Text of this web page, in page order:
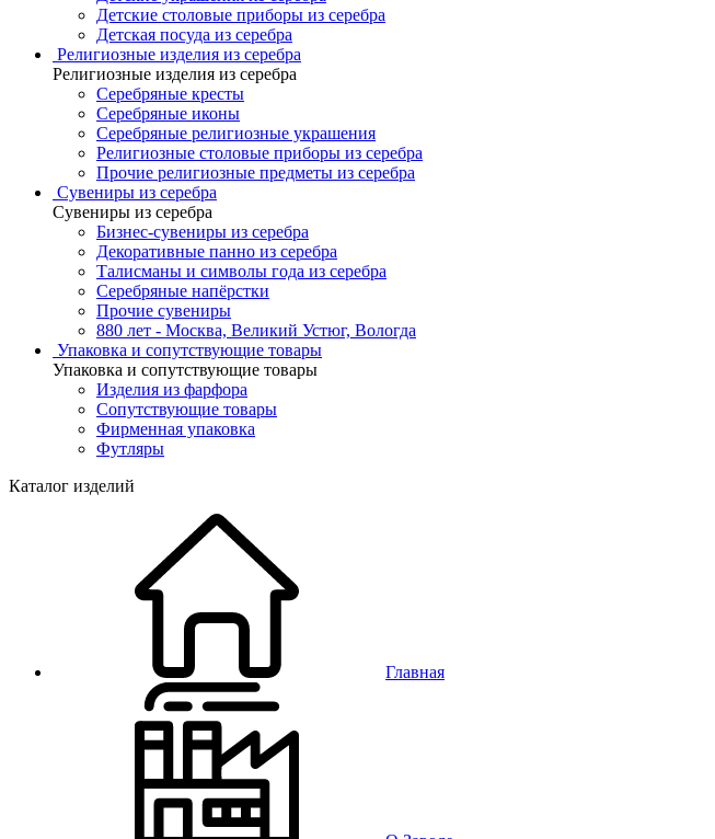
Детские столовые приборы из серебра
Детская посуда из серебра
Религиозные изделия из серебра
Религиозные изделия из серебра
Серебряные кресты
Серебряные иконы
Серебряные религиозные украшения
Религиозные столовые приборы из серебра
Прочие религиозные предметы из серебра
Сувениры из серебра
Сувениры из серебра
Бизнес-сувениры из серебра
Декоративные панно из серебра
Талисманы и символы года из серебра
Серебряные напёрстки
Прочие сувениры
880 лет - Москва, Великий Устюг, Вологда
Упаковка и сопутствующие товары
Упаковка и сопутствующие товары
Изделия из фарфора
Сопутствующие товары
Фирменная упаковка
Футляры
Каталог изделий
Главная